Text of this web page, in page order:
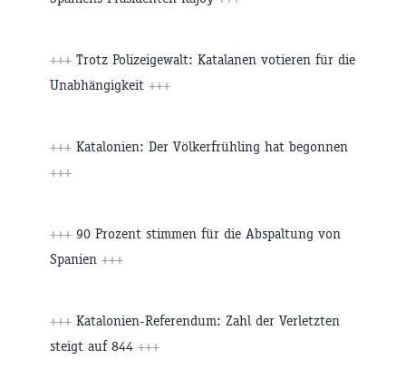
+++ Trotz Polizeigewalt: Katalanen votieren für die
Unabhängigkeit +++
+++ Katalonien: Der Völkerfrühling hat begonnen
+++
+++ 90 Prozent stimmen für die Abspaltung von
Spanien +++
+++ Katalonien-Referendum: Zahl der Verletzten
steigt auf 844 +++